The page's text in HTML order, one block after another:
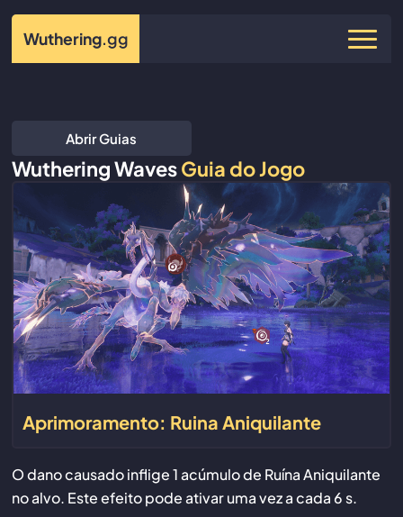
Wuthering.gg
Abrir Guias
Wuthering WavesGuia do Jogo
Aprimoramento: Ruina Aniquilante
O dano causado inflige 1 acúmulo de Ruína Aniquilante
no alvo. Este efeito pode ativar uma vez a cada 6 s.